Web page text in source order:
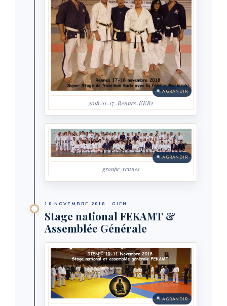
AGRANDIR
2018-11-17-Rennes-KKB2
AGRANDIR
groupe-rennes
10 NOVEMBRE 2018 · GIEN
Stage national FEKAMT &
Assemblée Générale
AGRANDIR